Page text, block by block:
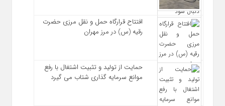
افتتاح قرارگاه حمل‌ و نقل مرزی حضرت
رقیه (س) در مرز مهران
حمایت از تولید و تثبیت اشتغال با رفع
موانع سرمایه‌ گذاری شتاب می‌ گیرد